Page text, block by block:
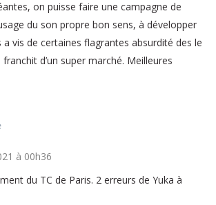
on puisse faire une campagne de
du son propre bon sens, à développer
a vis de certaines flagrantes absurdité des le
franchit d’un super marché. Meilleures
à 00h36
du TC de Paris. 2 erreurs de Yuka à